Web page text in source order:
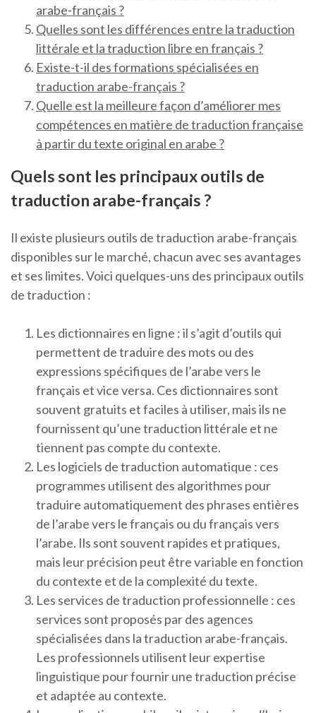
arabe-français ?
Quelles sont les différences entre la traduction
littérale et la traduction libre en français ?
Existe-t-il des formations spécialisées en
traduction arabe-français ?
Quelle est la meilleure façon d’améliorer mes
compétences en matière de traduction française
à partir du texte original en arabe ?
Quels sont les principaux outils de
traduction arabe-français ?
Il existe plusieurs outils de traduction arabe-français
disponibles sur le marché, chacun avec ses avantages
et ses limites. Voici quelques-uns des principaux outils
de traduction :
Les dictionnaires en ligne : il s’agit d’outils qui
permettent de traduire des mots ou des
expressions spécifiques de l’arabe vers le
français et vice versa. Ces dictionnaires sont
souvent gratuits et faciles à utiliser, mais ils ne
fournissent qu’une traduction littérale et ne
tiennent pas compte du contexte.
Les logiciels de traduction automatique : ces
programmes utilisent des algorithmes pour
traduire automatiquement des phrases entières
de l’arabe vers le français ou du français vers
l’arabe. Ils sont souvent rapides et pratiques,
mais leur précision peut être variable en fonction
du contexte et de la complexité du texte.
Les services de traduction professionnelle : ces
services sont proposés par des agences
spécialisées dans la traduction arabe-français.
Les professionnels utilisent leur expertise
linguistique pour fournir une traduction précise
et adaptée au contexte.